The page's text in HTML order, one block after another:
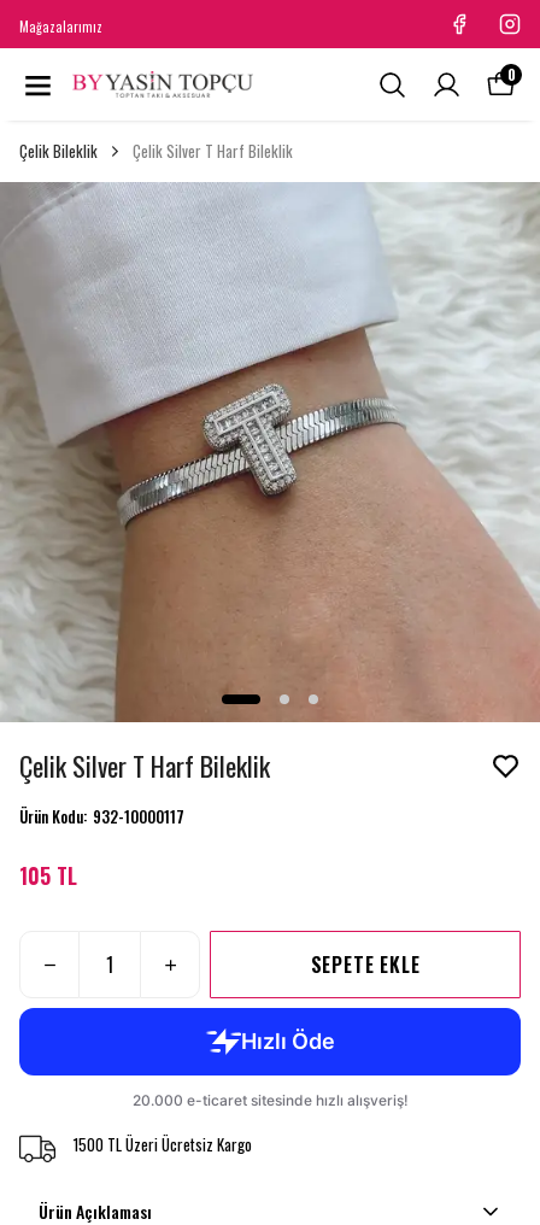
Mağazalarımız
0
Çelik Bileklik Çelik Silver T Harf Bileklik
Çelik Silver T Harf Bileklik
Ürün Kodu: 932-10000117
105 TL
SEPETE EKLE
1500 TL Üzeri Ücretsiz Kargo
Ürün Açıklaması